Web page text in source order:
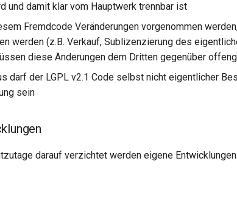
und damit klar vom Hauptwerk trennbar ist
Fremdcode Veränderungen vorgenommen
werden (z.B. Verkauf, Sublizenzierung des
diese Änderungen dem Dritten gegenüber
darf der LGPL v2.1 Code selbst nicht eigentlicher
sein
darauf verzichtet werden eigene